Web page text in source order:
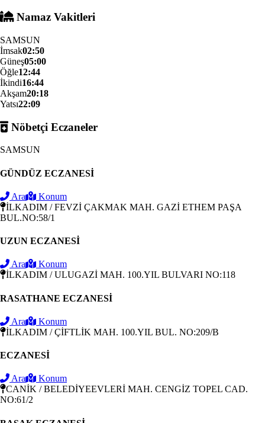
Namaz Vakitleri
SAMSUN
İmsak02:50
Güneş05:00
Öğle12:44
İkindi16:44
Akşam20:18
Yatsı22:09
Nöbetçi Eczaneler
SAMSUN
GÜNDÜZ ECZANESİ
Ara
Konum
İLKADIM / FEVZİ ÇAKMAK MAH. GAZİ ETHEM PAŞA
BUL.NO:58/1
UZUN ECZANESİ
Ara
Konum
İLKADIM / ULUGAZİ MAH. 100.YIL BULVARI NO:118
RASATHANE ECZANESİ
Ara
Konum
İLKADIM / ÇİFTLİK MAH. 100.YIL BUL. NO:209/B
ECZANESİ
Ara
Konum
CANİK / BELEDİYEEVLERİ MAH. CENGİZ TOPEL CAD.
NO:61/2